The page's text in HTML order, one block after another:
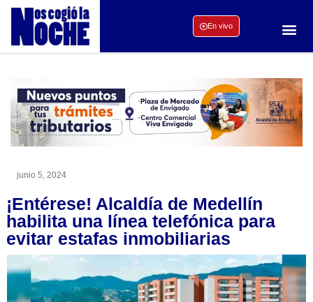
En vivo
junio 5, 2024
¡Entérese! Alcaldía de Medellín
habilita una línea telefónica para
evitar estafas inmobiliarias